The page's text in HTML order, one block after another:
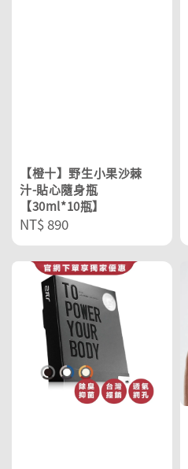
【橙十】野生小果沙棘
汁-貼心隨身瓶
【30ml*10瓶】
Regular
price
NT$ 890